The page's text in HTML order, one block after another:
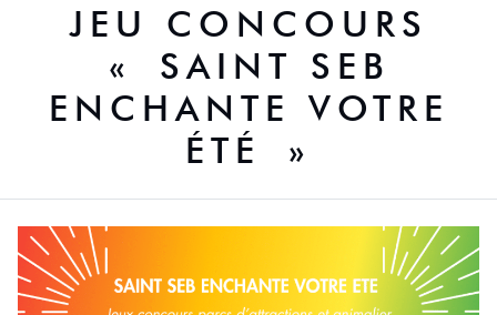
JEU CONCOURS
« SAINT SEB
ENCHANTE VOTRE
ÉTÉ »